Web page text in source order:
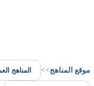
موقع المناهج>>